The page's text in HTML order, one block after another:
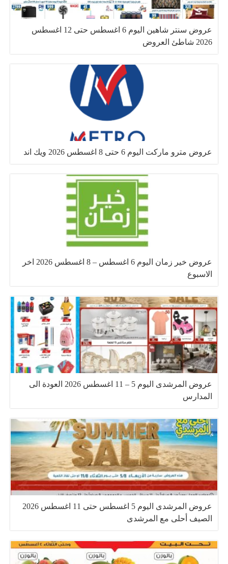
عروض سنتر شاهين اليوم 6 اغسطس حتى 12 اغسطس
2026 شاطئ العروض
عروض مترو ماركت اليوم 6 حتى 8 اغسطس 2026 ويك اند
عروض خير زمان اليوم 6 اغسطس – 8 اغسطس 2026 اخر
الاسبوع
عروض المرشدى اليوم 5 – 11 اغسطس 2026 العودة الى
المدارس
عروض المرشدى اليوم 5 اغسطس حتى 11 اغسطس 2026
الصيف أحلى مع المرشدى